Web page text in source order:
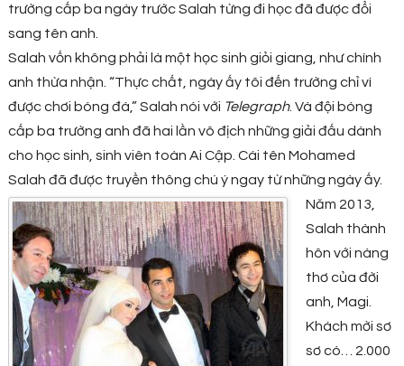
trường cấp ba ngày trước Salah từng đi học đã được đổi
sang tên anh.
Salah vốn không phải là một học sinh giỏi giang, như chính
anh thừa nhận. “Thực chất, ngày ấy tôi đến trường chỉ vì
được chơi bóng đá,” Salah nói với Telegraph. Và đội bóng
cấp ba trường anh đã hai lần vô địch những giải đấu dành
cho học sinh, sinh viên toàn Ai Cập. Cái tên Mohamed
Salah đã được truyền thông chú ý ngay từ những ngày ấy.
Năm 2013,
Salah thành
hôn với nàng
thơ của đời
anh, Magi.
Khách mời sơ
sơ có… 2.000